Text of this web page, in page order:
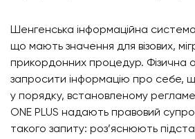
Шенгенська інформаційна система
що мають значення для візових,
прикордонних процедур. Фізична
запросити інформацію про себе,
у порядку, встановленому
ONE PLUS надають правовий
такого запиту: роз’яснюють